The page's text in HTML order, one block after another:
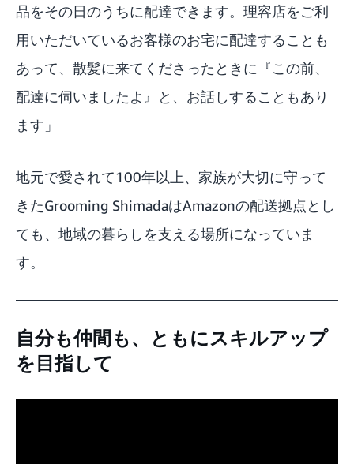
品をその日のうちに配達できます。理容店をご利
用いただいているお客様のお宅に配達することも
あって、散髪に来てくださったときに『この前、
配達に伺いましたよ』と、お話しすることもあり
ます」
地元で愛されて100年以上、家族が大切に守って
きたGrooming ShimadaはAmazonの配送拠点とし
ても、地域の暮らしを支える場所になっていま
す。
自分も仲間も、ともにスキルアップ
を目指して